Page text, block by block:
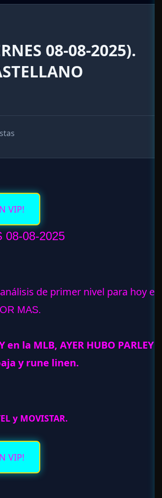
08-08-2025).
VIP!
08-08-2025
de primer nivel para hoy en
MAS.
la MLB, AYER HUBO PARLEY y
y rune linen.
y MOVISTAR.
VIP!